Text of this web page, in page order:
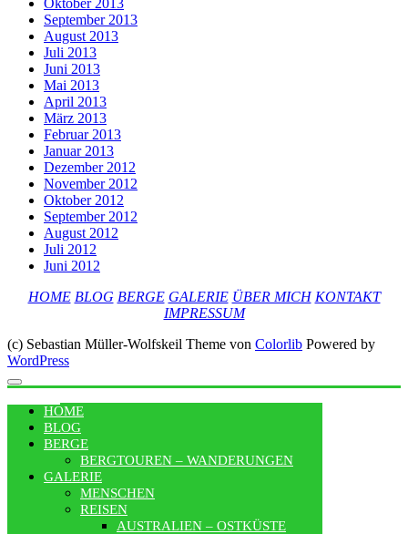
September 2013
August 2013
Juli 2013
Juni 2013
Mai 2013
April 2013
März 2013
Februar 2013
Januar 2013
Dezember 2012
November 2012
Oktober 2012
September 2012
August 2012
Juli 2012
Juni 2012
HOME BLOG BERGE GALERIE ÜBER MICH KONTAKT
IMPRESSUM
(c) Sebastian Müller-Wolfskeil Theme von Colorlib Powered by
WordPress
HOME
BLOG
BERGE
BERGTOUREN – WANDERUNGEN
GALERIE
MENSCHEN
REISEN
AUSTRALIEN – OSTKÜSTE